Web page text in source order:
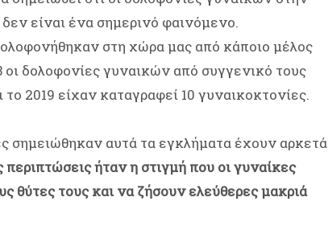
είναι ένα σημερινό φαινόμενο.
στη χώρα μας από κάποιο μέλος
οι δολοφονίες γυναικών από συγγενικό τους
2019 είχαν καταγραφεί 10 γυναικοκτονίες.
σημειώθηκαν αυτά τα εγκλήματα έχουν αρκετά
περιπτώσεις ήταν η στιγμή που οι γυναίκες
θύτες τους και να ζήσουν ελεύθερες μακριά